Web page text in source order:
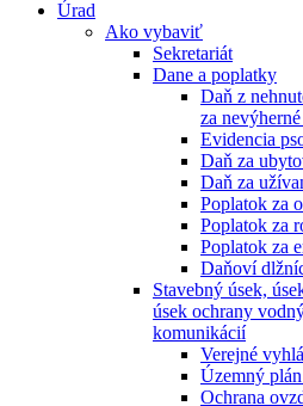
Úrad
Ako vybaviť
Sekretariát
Dane a poplatky
Daň z
za
Evidencia
Daň za
Daň za
Poplatok za
Poplatok za
Poplatok za
Daňoví
Stavebný úsek,
úsek ochrany
komunikácií
Verejné
Územný
Ochrana